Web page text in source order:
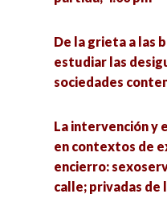
De la grieta a las
estudiar las
sociedades
La intervención y
en contextos de
encierro:
calle; privadas de